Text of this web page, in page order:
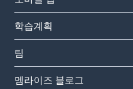
학습계획
팀
멤라이즈 블로그